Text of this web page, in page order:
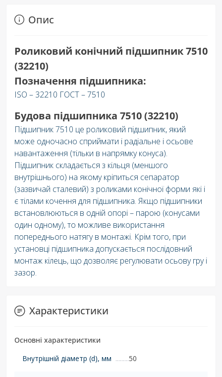
Опис
Роликовий конічний підшипник 7510
(32210)
Позначення підшипника:
ISO – 32210 ГОСТ – 7510
Будова підшипника 7510 (32210)
Підшипник 7510 це роликовий підшипник, який
може одночасно сприймати і радіальне і осьове
навантаження (тільки в напрямку конуса).
Підшипник складається з кільця (меншого
внутрішнього) на якому кріпиться сепаратор
(зазвичай сталевий) з роликами конічної форми які і
є тілами кочення для підшипника. Якщо підшипники
встановлюються в одній опорі – парою (конусами
один одному), то можливе використання
попереднього натягу в монтажі. Крім того, при
установці підшипника допускається послідовний
монтаж кілець, що дозволяє регулювати осьову гру і
зазор.
Характеристики
Основні характеристики
Внутрішній діаметр (d), мм
50